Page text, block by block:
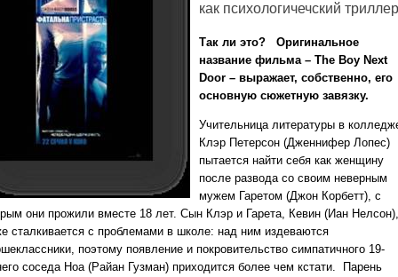
как психологичечский
Так ли это? Оригинальное
название фильма – The Boy Next
Door – выражает, собственно, его
основную сюжетную завязку.
Учительница литературы в
Клэр Петерсон (Дженнифер Лопес)
пытается найти себя как женщину
после развода со своим неверным
мужем Гаретом (Джон Корбетт), с
они прожили вместе 18 лет. Сын Клэр и Гарета, Кевин (Иан Нелсон),
сталкивается с проблемами в школе: над ним издеваются
поэтому появление и покровительство симпатичного 19-
соседа Ноа (Райан Гузман) приходится более чем кстати. Парень